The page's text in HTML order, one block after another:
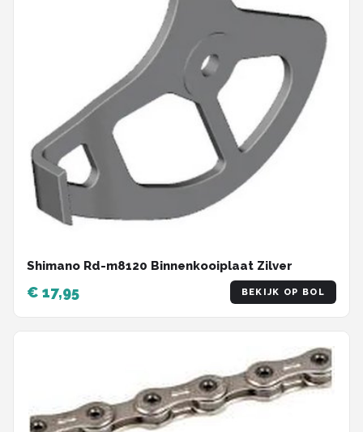
Shimano Rd-m8120 Binnenkooiplaat Zilver
€ 17,95 BEKIJK OP BOL